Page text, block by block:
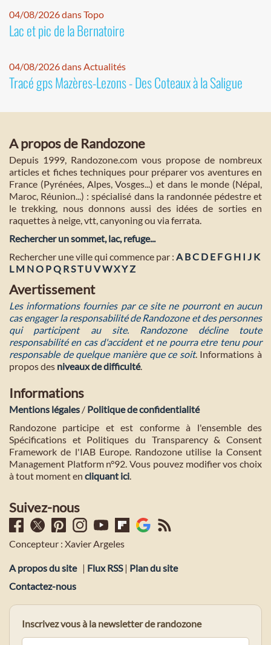
04/08/2026 dans Topo
Lac et pic de la Bernatoire
04/08/2026 dans Actualités
Tracé gps Mazères-Lezons - Des Coteaux à la Saligue
A propos de Randozone
Depuis 1999, Randozone.com vous propose de nombreux
articles et fiches techniques pour préparer vos aventures en
France (Pyrénées, Alpes, Vosges...) et dans le monde (Népal,
Maroc, Réunion...) : spécialisé dans la randonnée pédestre et
le trekking, nous donnons aussi des idées de sorties en
raquettes à neige, vtt, canyoning ou via ferrata.
Rechercher un sommet, lac, refuge...
Rechercher une ville qui commence par : A BC D E FG H I J K
L M NO PQ RST U VWXYZ
Avertissement
Les informations fournies par ce site ne pourront en aucun
cas engager la responsabilité de Randozone et des personnes
qui participent au site. Randozone décline toute
responsabilité en cas d'accident et ne pourra etre tenu pour
responsable de quelque manière que ce soit. Informations à
propos des niveaux de difficulté.
Informations
Mentions légales / Politique de confidentialité
Randozone participe et est conforme à l'ensemble des
Spécifications et Politiques du Transparency & Consent
Framework de l'IAB Europe. Randozone utilise la Consent
Management Platform n°92. Vous pouvez modifier vos choix
à tout moment en cliquant ici.
Suivez-nous
Concepteur : Xavier Argeles
A propos du site | Flux RSS| Plan du site
Contactez-nous
Inscrivez vous à la newsletter de randozone